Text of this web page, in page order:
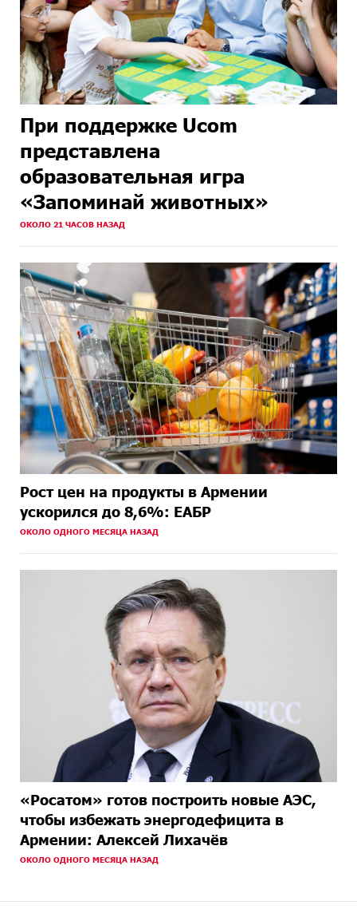
При поддержке Ucom
представлена
образовательная игра
«Запоминай животных»
ОКОЛО 21 ЧАСОВ НАЗАД
Рост цен на продукты в Армении
ускорился до 8,6%: ЕАБР
ОКОЛО ОДНОГО МЕСЯЦА НАЗАД
«Росатом» готов построить новые АЭС,
чтобы избежать энергодефицита в
Армении: Алексей Лихачёв
ОКОЛО ОДНОГО МЕСЯЦА НАЗАД